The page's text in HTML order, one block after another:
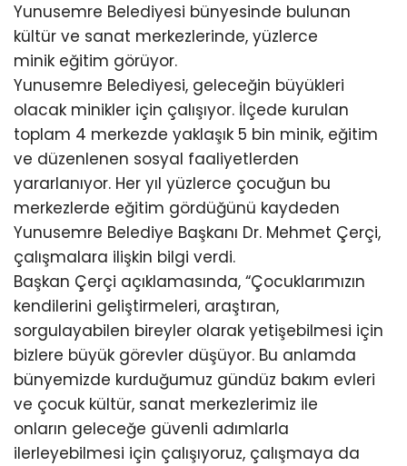
Yunusemre Belediyesi bünyesinde bulunan
kültür ve sanat merkezlerinde, yüzlerce
minik eğitim görüyor.
Yunusemre Belediyesi, geleceğin büyükleri
olacak minikler için çalışıyor. İlçede kurulan
toplam 4 merkezde yaklaşık 5 bin minik, eğitim
ve düzenlenen sosyal faaliyetlerden
yararlanıyor. Her yıl yüzlerce çocuğun bu
merkezlerde eğitim gördüğünü kaydeden
Yunusemre Belediye Başkanı Dr. Mehmet Çerçi,
çalışmalara ilişkin bilgi verdi.
Başkan Çerçi açıklamasında, “Çocuklarımızın
kendilerini geliştirmeleri, araştıran,
sorgulayabilen bireyler olarak yetişebilmesi için
bizlere büyük görevler düşüyor. Bu anlamda
bünyemizde kurduğumuz gündüz bakım evleri
ve çocuk kültür, sanat merkezlerimiz ile
onların geleceğe güvenli adımlarla
ilerleyebilmesi için çalışıyoruz, çalışmaya da